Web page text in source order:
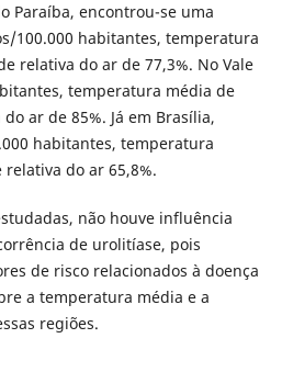
Paraíba, encontrou-se uma
100.000 habitantes, temperatura
relativa do ar de 77,3%. No Vale
temperatura média de
ar de 85%. Já em Brasília,
habitantes, temperatura
relativa do ar 65,8%.
não houve influência
de urolitíase, pois
de risco relacionados à doença
a temperatura média e a
regiões.